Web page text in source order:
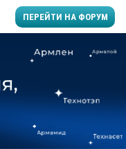
ПЕРЕЙТИ НА ФОРУМ
заводу пластмасс"